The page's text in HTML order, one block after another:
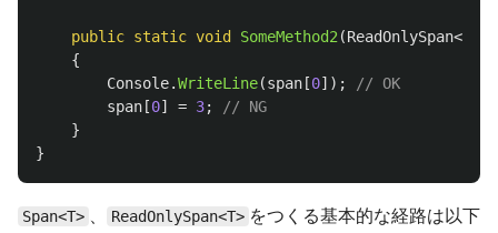
public static void SomeMethod2 (ReadOnlySpan<
{
Console.WriteLine(span [0]);
// OK
span [0] = 3;
// NG
}
}
Span<T> 、 ReadOnlySpan<T> をつくる基本的な経路は以下